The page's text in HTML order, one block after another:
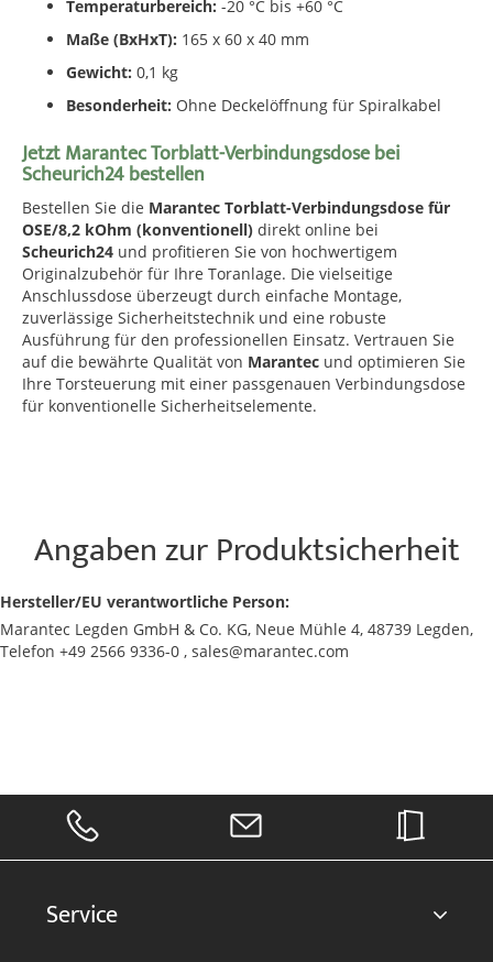
Temperaturbereich: -20 °C bis +60 °C
Maße (BxHxT): 165 x 60 x 40 mm
Gewicht: 0,1 kg
Besonderheit: Ohne Deckelöffnung für Spiralkabel
Jetzt Marantec Torblatt-Verbindungsdose bei
Scheurich24 bestellen
Bestellen Sie die Marantec Torblatt-Verbindungsdose für
OSE/8,2 kOhm (konventionell) direkt online bei
Scheurich24 und profitieren Sie von hochwertigem
Originalzubehör für Ihre Toranlage. Die vielseitige
Anschlussdose überzeugt durch einfache Montage,
zuverlässige Sicherheitstechnik und eine robuste
Ausführung für den professionellen Einsatz. Vertrauen Sie
auf die bewährte Qualität von Marantec und optimieren Sie
Ihre Torsteuerung mit einer passgenauen Verbindungsdose
für konventionelle Sicherheitselemente.
Angaben zur Produktsicherheit
Hersteller/EU verantwortliche Person:
Marantec Legden GmbH & Co. KG, Neue Mühle 4, 48739 Legden,
Telefon +49 2566 9336-0 , sales@marantec.com
Service